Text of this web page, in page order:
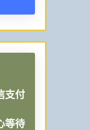
支付
等待